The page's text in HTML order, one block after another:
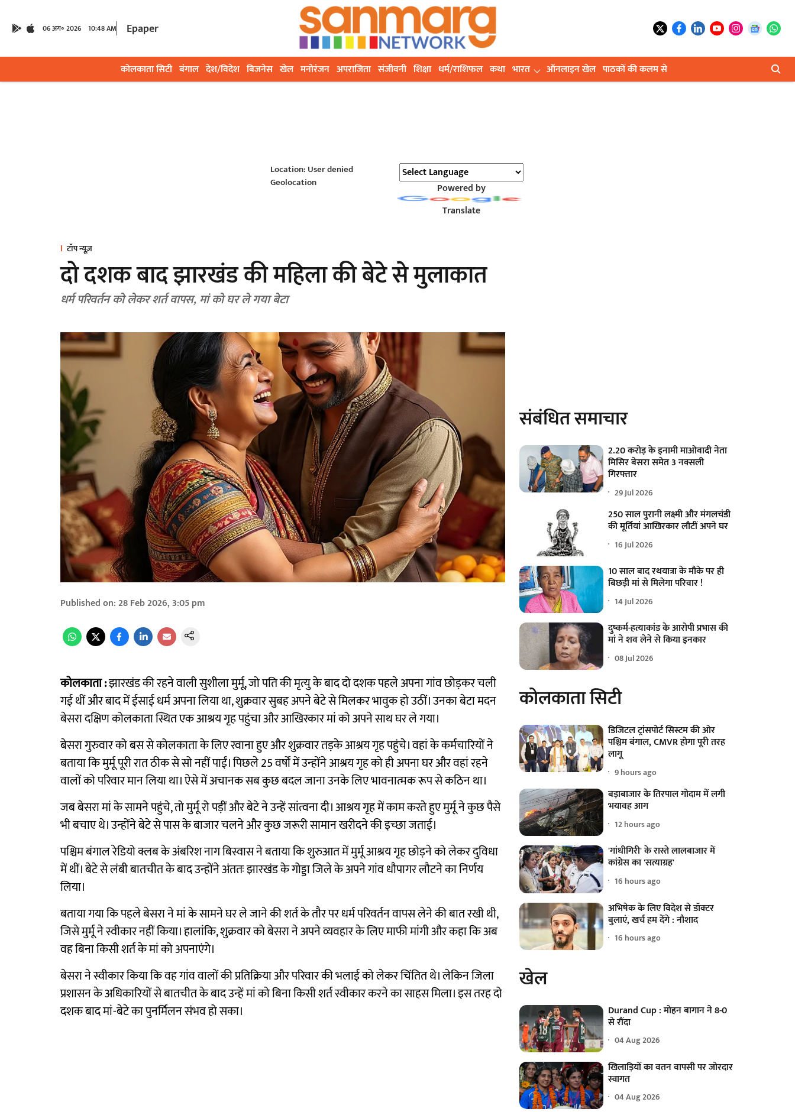
06 अग॰ 2026 10:48 AM Epaper
कोलकाता सिटी बंगाल देश/विदेश बिजनेस खेल मनोरंजन अपराजिता संजीवनी शिक्षा धर्म/राशिफल कथा भारत ऑनलाइन खेल पाठकों की कलम से
Location: User denied
Geolocation
Powered by
Translate
टॉप न्यूज़
दो दशक बाद झारखंड की महिला की बेटे से मुलाकात
धर्म परिवर्तन को लेकर शर्त वापस, मां को घर ले गया बेटा
Published on:28 Feb 2026, 3:05 pm
कोलकाता :झारखंड की रहने वाली सुशीला मुर्मू, जो पति की मृत्यु के बाद दो दशक पहले अपना गांव छोड़कर चली
गई थीं और बाद में ईसाई धर्म अपना लिया था, शुक्रवार सुबह अपने बेटे से मिलकर भावुक हो उठीं। उनका बेटा मदन
बेसरा दक्षिण कोलकाता स्थित एक आश्रय गृह पहुंचा और आखिरकार मां को अपने साथ घर ले गया।
बेसरा गुरुवार को बस से कोलकाता के लिए रवाना हुए और शुक्रवार तड़के आश्रय गृह पहुंचे। वहां के कर्मचारियों ने
बताया कि मुर्मू पूरी रात ठीक से सो नहीं पाईं। पिछले 25 वर्षों में उन्होंने आश्रय गृह को ही अपना घर और वहां रहने
वालों को परिवार मान लिया था। ऐसे में अचानक सब कुछ बदल जाना उनके लिए भावनात्मक रूप से कठिन था।
जब बेसरा मां के सामने पहुंचे, तो मुर्मू रो पड़ीं और बेटे ने उन्हें सांत्वना दी। आश्रय गृह में काम करते हुए मुर्मू ने कुछ पैसे
भी बचाए थे। उन्होंने बेटे से पास के बाजार चलने और कुछ जरूरी सामान खरीदने की इच्छा जताई।
पश्चिम बंगाल रेडियो क्लब के अंबरिश नाग बिस्वास ने बताया कि शुरुआत में मुर्मू आश्रय गृह छोड़ने को लेकर दुविधा
में थीं। बेटे से लंबी बातचीत के बाद उन्होंने अंततः झारखंड के गोड्डा जिले के अपने गांव धौपागर लौटने का निर्णय
लिया।
बताया गया कि पहले बेसरा ने मां के सामने घर ले जाने की शर्त के तौर पर धर्म परिवर्तन वापस लेने की बात रखी थी,
जिसे मुर्मू ने स्वीकार नहीं किया। हालांकि, शुक्रवार को बेसरा ने अपने व्यवहार के लिए माफी मांगी और कहा कि अब
वह बिना किसी शर्त के मां को अपनाएंगे।
बेसरा ने स्वीकार किया कि वह गांव वालों की प्रतिक्रिया और परिवार की भलाई को लेकर चिंतित थे। लेकिन जिला
प्रशासन के अधिकारियों से बातचीत के बाद उन्हें मां को बिना किसी शर्त स्वीकार करने का साहस मिला। इस तरह दो
दशक बाद मां-बेटे का पुनर्मिलन संभव हो सका।
संबंधित समाचार
2.20 करोड़ के इनामी माओवादी नेता
मिसिर बेसरा समेत 3 नक्सली
गिरफ्तार
29 Jul 2026
250 साल पुरानी लक्ष्मी और मंगलचंडी
की मूर्तियां आखिरकार लौटीं अपने घर
16 Jul 2026
10 साल बाद रथयात्रा के मौके पर ही
बिछड़ी मां से मिलेगा परिवार !
14 Jul 2026
दुष्कर्म-हत्याकांड के आरोपी प्रभास की
मां ने शव लेने से किया इनकार
08 Jul 2026
कोलकाता सिटी
डिजिटल ट्रांसपोर्ट सिस्टम की ओर
पश्चिम बंगाल, CMVR होगा पूरी तरह
लागू
9 hours ago
बड़ाबाजार के तिरपाल गोदाम में लगी
भयावह आग
12 hours ago
'गांधीगिरी' के रास्ते लालबाजार में
कांग्रेस का 'सत्याग्रह'
16 hours ago
अभिषेक के लिए विदेश से डॉक्टर
बुलाएं, खर्च हम देंगे : नौशाद
16 hours ago
खेल
Durand Cup : मोहन बागान ने 8-0
से रौंदा
04 Aug 2026
खिलाड़ियों का वतन वापसी पर जोरदार
स्वागत
04 Aug 2026